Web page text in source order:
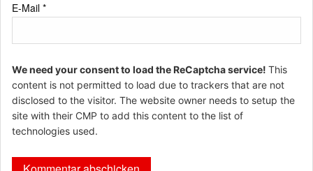
E-Mail *
We need your consent to load the ReCaptcha service! This
content is not permitted to load due to trackers that are not
disclosed to the visitor. The website owner needs to setup the
site with their CMP to add this content to the list of
technologies used.